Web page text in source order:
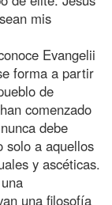
mis
Evangelii
forma a partir
de
comenzado
debe
solo a aquellos
y ascéticas.
una filosofía